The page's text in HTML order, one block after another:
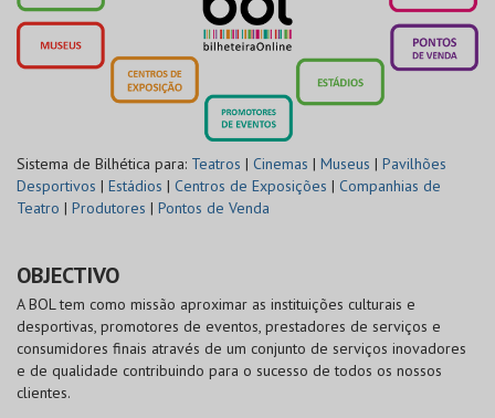
Sistema de Bilhética para: Teatros | Cinemas | Museus | Pavilhões
Desportivos | Estádios | Centros de Exposições | Companhias de
Teatro | Produtores | Pontos de Venda
OBJECTIVO
A BOL tem como missão aproximar as instituições culturais e
desportivas, promotores de eventos, prestadores de serviços e
consumidores finais através de um conjunto de serviços inovadores
e de qualidade contribuindo para o sucesso de todos os nossos
clientes.